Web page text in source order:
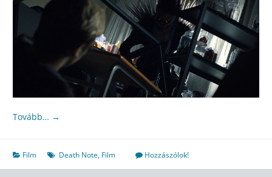
Tovább… →
Film Death Note, Film Hozzászólok!